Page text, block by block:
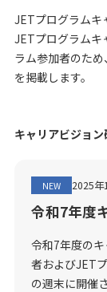
JETプログラムキ
JETプログラムキ
ラム参加者のた
を掲載します。
キャリアビジョ
NEW 2025年
令和7年度
令和7年度の
者およびJET
の週末に開催